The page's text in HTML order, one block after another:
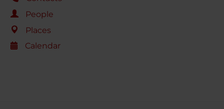
People
Places
Calendar